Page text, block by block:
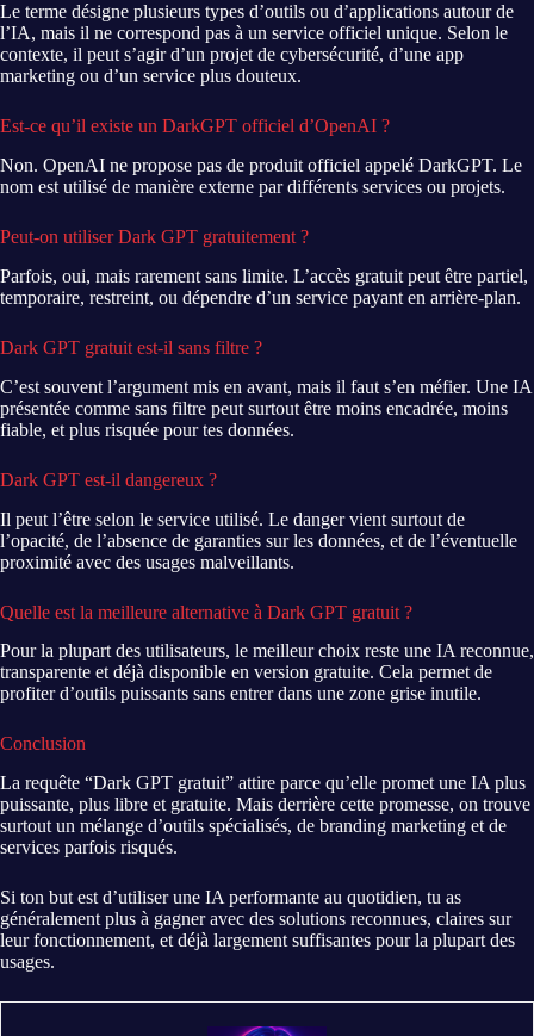
Le terme désigne plusieurs types d’outils ou d’applications autour de
l’IA, mais il ne correspond pas à un service officiel unique. Selon le
contexte, il peut s’agir d’un projet de cybersécurité, d’une app
marketing ou d’un service plus douteux.
Est-ce qu’il existe un DarkGPT officiel d’OpenAI ?
Non. OpenAI ne propose pas de produit officiel appelé DarkGPT. Le
nom est utilisé de manière externe par différents services ou projets.
Peut-on utiliser Dark GPT gratuitement ?
Parfois, oui, mais rarement sans limite. L’accès gratuit peut être partiel,
temporaire, restreint, ou dépendre d’un service payant en arrière-plan.
Dark GPT gratuit est-il sans filtre ?
C’est souvent l’argument mis en avant, mais il faut s’en méfier. Une IA
présentée comme sans filtre peut surtout être moins encadrée, moins
fiable, et plus risquée pour tes données.
Dark GPT est-il dangereux ?
Il peut l’être selon le service utilisé. Le danger vient surtout de
l’opacité, de l’absence de garanties sur les données, et de l’éventuelle
proximité avec des usages malveillants.
Quelle est la meilleure alternative à Dark GPT gratuit ?
Pour la plupart des utilisateurs, le meilleur choix reste une IA reconnue,
transparente et déjà disponible en version gratuite. Cela permet de
profiter d’outils puissants sans entrer dans une zone grise inutile.
Conclusion
La requête “Dark GPT gratuit” attire parce qu’elle promet une IA plus
puissante, plus libre et gratuite. Mais derrière cette promesse, on trouve
surtout un mélange d’outils spécialisés, de branding marketing et de
services parfois risqués.
Si ton but est d’utiliser une IA performante au quotidien, tu as
généralement plus à gagner avec des solutions reconnues, claires sur
leur fonctionnement, et déjà largement suffisantes pour la plupart des
usages.